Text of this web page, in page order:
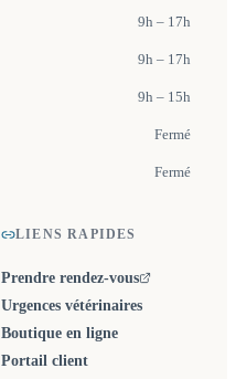
LIENS RAPIDES
Prendre rendez-vous
(ouvre un nouvel onglet)
Urgences vétérinaires
Boutique en ligne
Portail client
9h – 17h
9h – 17h
9h – 15h
Fermé
Fermé